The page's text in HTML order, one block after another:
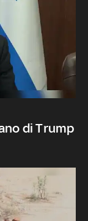
di Trump